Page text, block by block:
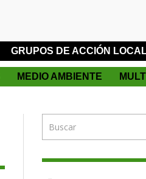
GRUPOS DE ACCIÓN
MEDIO AMBIENTE